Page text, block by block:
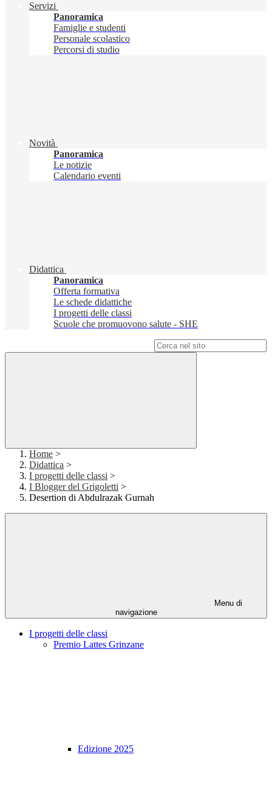
Servizi
Panoramica
Famiglie e studenti
Personale scolastico
Percorsi di studio
Novità
Panoramica
Le notizie
Calendario eventi
Didattica
Panoramica
Offerta formativa
Le schede didattiche
I progetti delle classi
Scuole che promuovono salute - SHE
Home >
Didattica >
I progetti delle classi >
I Blogger del Grigoletti >
Desertion di Abdulrazak Gurnah
Menu di
navigazione
I progetti delle classi
Premio Lattes Grinzane
Edizione 2025